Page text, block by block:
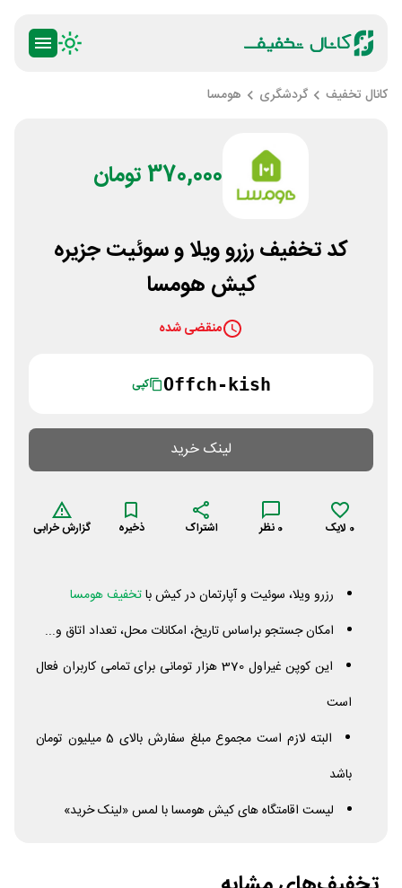
کانال تخفیف گردشگری هومسا
370,000 تومان
کد تخفیف رزرو ویلا و سوئیت جزیره
کیش هومسا
منقضی شده
Offch-kish کپی
لینک خرید
0 لایک 0 نظر اشتراک ذخیره گزارش خرابی
رزرو ویلا، سوئیت و آپارتمان در کیش باتخفیف هومسا
امکان جستجو براساس تاریخ، امکانات محل، تعداد اتاق و...
این کوپن غیراول 370 هزار تومانی برای تمامی کاربران فعال
است
البته لازم است مجموع مبلغ سفارش بالای 5 میلیون تومان
باشد
لیست اقامتگاه های کیش هومسا با لمس «لینک خرید»